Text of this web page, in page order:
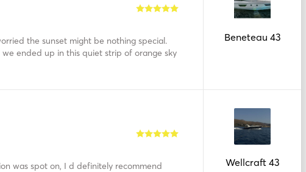
the sunset might be nothing special.
ended up in this quiet strip of orange sky
Beneteau 43
was spot on, I d definitely recommend
Wellcraft 43